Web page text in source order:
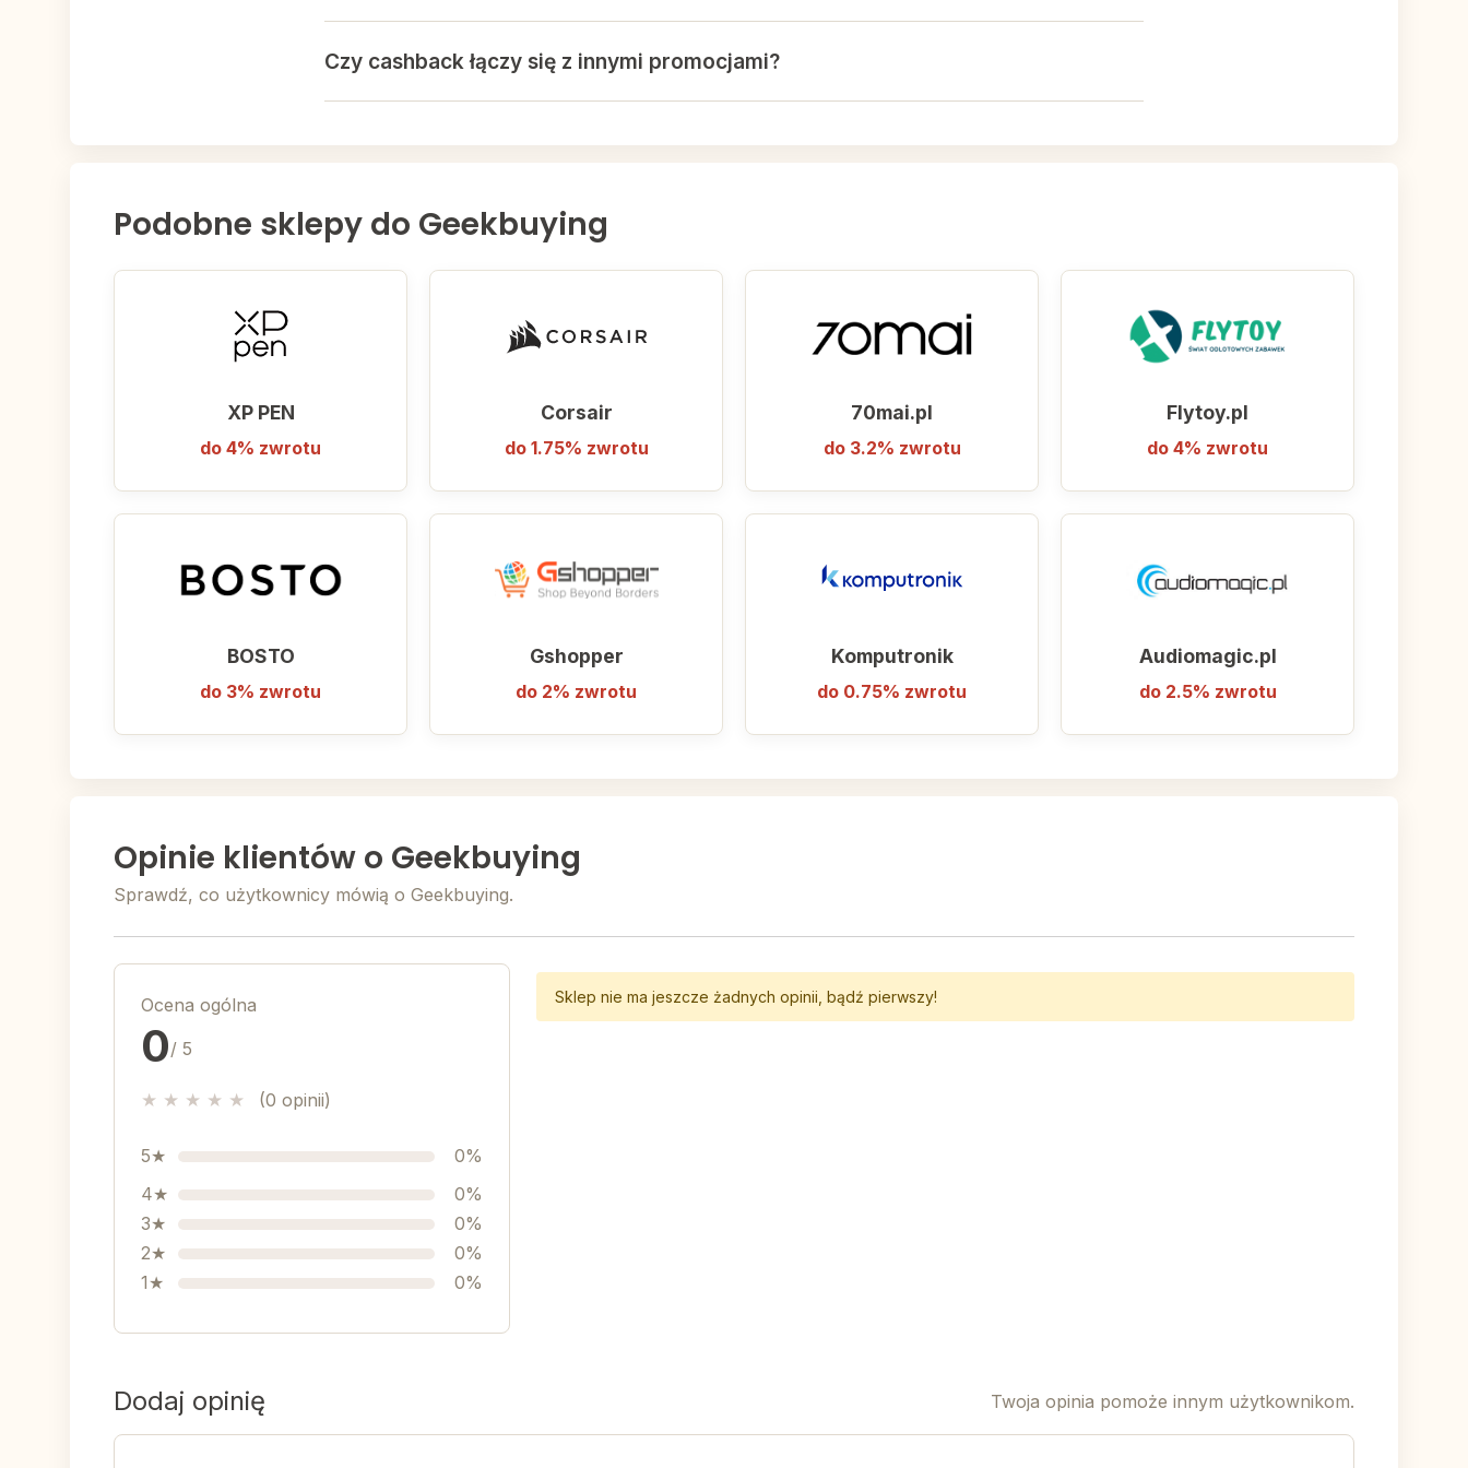
cashback
Czy cashback łączy się z innymi promocjami?
Rabatex. Użycie kodów z innych źródeł może spowodować anulowanie zwrotu.
Podobne sklepy do Geekbuying
XP PEN
do 4% zwrotu
Corsair
do 1.75% zwrotu
70mai.pl
do 3.2% zwrotu
Flytoy.pl
do 4% zwrotu
BOSTO
do 3% zwrotu
Gshopper
do 2% zwrotu
Komputronik
do 0.75% zwrotu
Audiomagic.pl
do 2.5% zwrotu
Opinie klientów o Geekbuying
Sprawdź, co użytkownicy mówią o Geekbuying.
Ocena ogólna
0/ 5
★ ★ ★ ★ ★ (0 opinii)
5★
0%
4★
0%
3★
0%
2★
0%
1★
0%
Sklep nie ma jeszcze żadnych opinii, bądź pierwszy!
Dodaj opinię Twoja opinia pomoże innym użytkownikom.